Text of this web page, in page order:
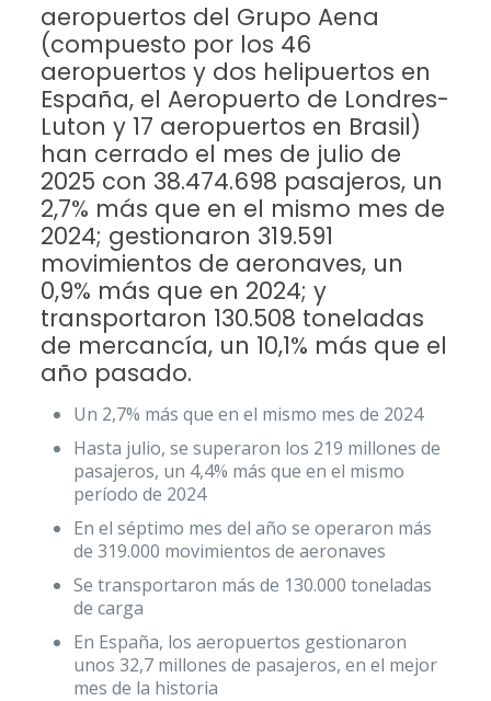
aeropuertos del Grupo Aena
(compuesto por los 46
aeropuertos y dos helipuertos en
España, el Aeropuerto de Londres-
Luton y 17 aeropuertos en Brasil)
han cerrado el mes de julio de
2025 con 38.474.698 pasajeros, un
2,7% más que en el mismo mes de
2024; gestionaron 319.591
movimientos de aeronaves, un
0,9% más que en 2024; y
transportaron 130.508 toneladas
de mercancía, un 10,1% más que el
año pasado.
Un 2,7% más que en el mismo mes de 2024
Hasta julio, se superaron los 219 millones de
pasajeros, un 4,4% más que en el mismo
período de 2024
En el séptimo mes del año se operaron más
de 319.000 movimientos de aeronaves
Se transportaron más de 130.000 toneladas
de carga
En España, los aeropuertos gestionaron
unos 32,7 millones de pasajeros, en el mejor
mes de la historia